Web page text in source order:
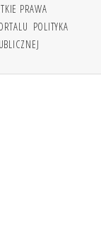
PRAWA
POLITYKA